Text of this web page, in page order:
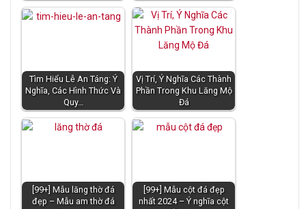
Tìm Hiểu Lễ An Táng: Ý
Nghĩa, Các Hình Thức Và
Quy…
Vị Trí, Ý Nghĩa Các Thành
Phần Trong Khu Lăng Mộ
Đá
[99+] Mẫu lăng thờ đá
đẹp – Mẫu am thờ đá
[99+] Mẫu cột đá đẹp
nhất 2024 – Ý nghĩa cột